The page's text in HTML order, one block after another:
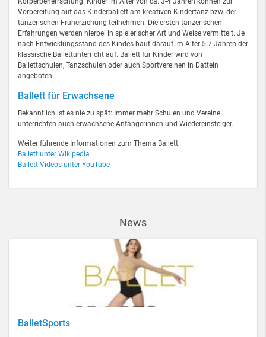
Vorbereitung auf das Kinderballett am kreativen Kindertanz bzw. der
tänzerischen Früherziehung teilnehmen. Die ersten tänzerischen
Erfahrungen werden hierbei in spielerischer Art und Weise vermittelt. Je
nach Entwicklungsstand des Kindes baut darauf im Alter 5-7 Jahren der
klassische Ballettunterricht auf. Ballett für Kinder wird von
Ballettschulen, Tanzschulen oder auch Sportvereinen in Datteln
angeboten.
Ballett für Erwachsene
Bekanntlich ist es nie zu spät: Immer mehr Schulen und Vereine
unterrichten auch erwachsene Anfängerinnen und Wiedereinsteiger.
Weiter führende Informationen zum Thema Ballett:
Ballett unter Wikipedia
Ballett-Videos unter YouTube
News
BalletSports